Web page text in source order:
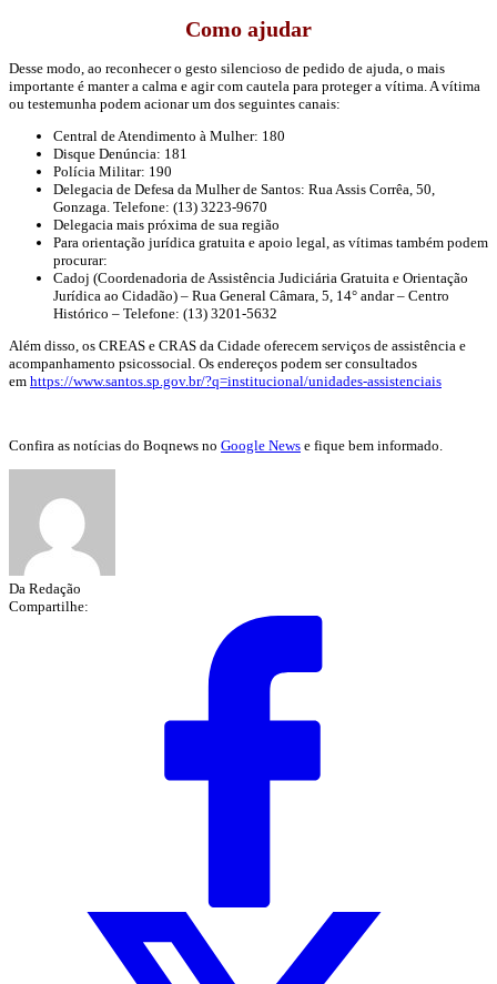
Como ajudar
Desse modo, ao reconhecer o gesto silencioso de pedido de ajuda, o mais
importante é manter a calma e agir com cautela para proteger a vítima. A vítima
ou testemunha podem acionar um dos seguintes canais:
Central de Atendimento à Mulher: 180
Disque Denúncia: 181
Polícia Militar: 190
Delegacia de Defesa da Mulher de Santos: Rua Assis Corrêa, 50,
Gonzaga. Telefone: (13) 3223-9670
Delegacia mais próxima de sua região
Para orientação jurídica gratuita e apoio legal, as vítimas também podem
procurar:
Cadoj (Coordenadoria de Assistência Judiciária Gratuita e Orientação
Jurídica ao Cidadão) – Rua General Câmara, 5, 14° andar – Centro
Histórico – Telefone: (13) 3201-5632
Além disso, os CREAS e CRAS da Cidade oferecem serviços de assistência e
acompanhamento psicossocial. Os endereços podem ser consultados
em https://www.santos.sp.gov.br/?q=institucional/unidades-assistenciais
Confira as notícias do Boqnews no Google News e fique bem informado.
Da Redação
Compartilhe: